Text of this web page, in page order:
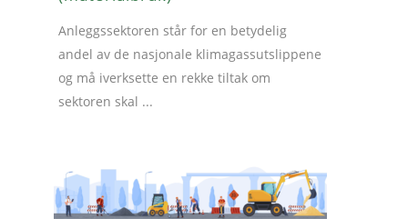
Anleggssektoren står for en betydelig
andel av de nasjonale klimagassutslippene
og må iverksette en rekke tiltak om
sektoren skal ...